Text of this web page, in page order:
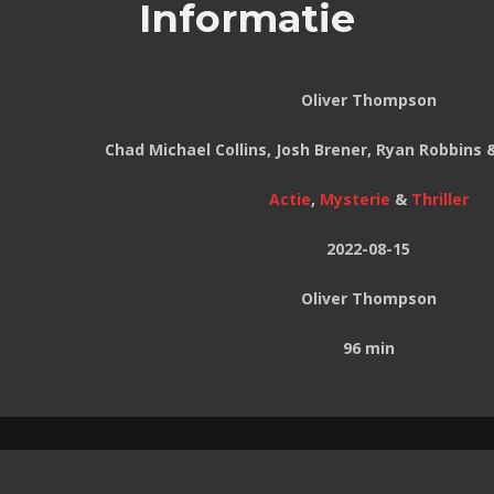
Informatie
Oliver Thompson
Chad Michael Collins, Josh Brener, Ryan Robbins
Actie, Mysterie & Thriller
2022-08-15
Oliver Thompson
96 min